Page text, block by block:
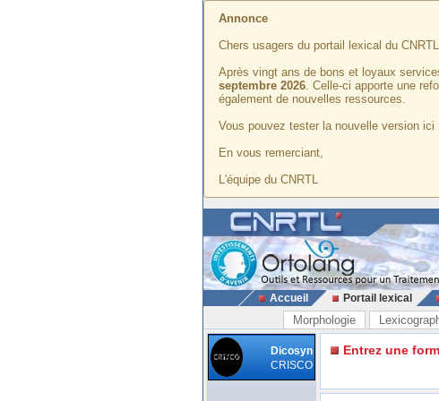
Annonce
Chers usagers du portail lexical du
Après vingt ans de bons et loyaux
septembre 2026. Celle-ci apporte une
également de nouvelles ressources.
Vous pouvez tester la nouvelle version ici
En vous remerciant,
L'équipe du CNRTL
Accueil Portail lexical
Morphologie
Dicosyn
CRISCO
Entrez une